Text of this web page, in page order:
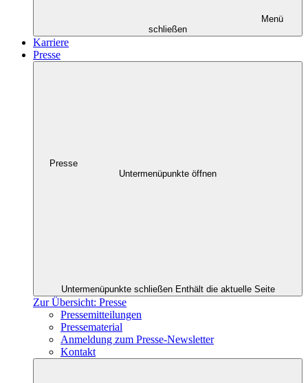
Menü
schließen
Karriere
Presse
Presse
Untermenüpunkte öffnen
Untermenüpunkte schließen Enthält die aktuelle Seite
Zur Übersicht: Presse
Pressemitteilungen
Pressematerial
Anmeldung zum Presse-Newsletter
Kontakt